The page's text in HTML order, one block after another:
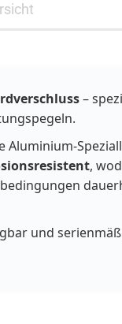
–
Aluminium-
,
und